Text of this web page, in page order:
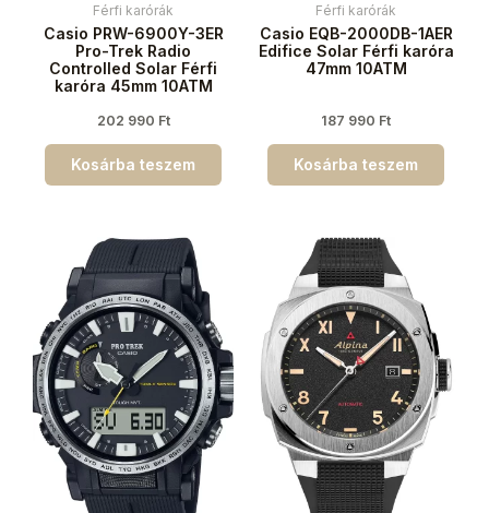
Férfi karórák
Casio PRW-6900Y-3ER
Pro-Trek Radio
Controlled Solar Férfi
karóra 45mm 10ATM
202 990 Ft
Kosárba teszem
Férfi karórák
Casio EQB-2000DB-1AER
Edifice Solar Férfi karóra
47mm 10ATM
187 990 Ft
Kosárba teszem